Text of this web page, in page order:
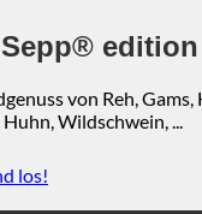
von Reh, Gams,
Huhn, Wildschwein, ...
los!